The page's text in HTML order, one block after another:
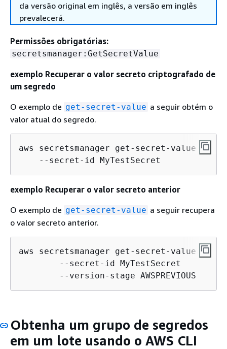
da versão original em inglês, a versão em inglês
prevalecerá.
Permissões obrigatórias:
secretsmanager:GetSecretValue
exemplo Recuperar o valor secreto criptografado de
um segredo
O exemplo de get-secret-value a seguir obtém o
valor atual do segredo.
aws secretsmanager get-secret-value \
    --secret-id MyTestSecret
exemplo Recuperar o valor secreto anterior
O exemplo de get-secret-value a seguir recupera
o valor secreto anterior.
aws secretsmanager get-secret-value \
        --secret-id MyTestSecret
        --version-stage AWSPREVIOUS
Obtenha um grupo de segredos
em um lote usando o AWS CLI